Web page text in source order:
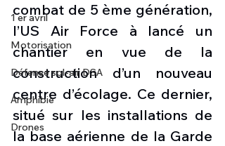
1 er avril
Motorisation
Défense sol-air DSA
Amphibie
Drones
combat de 5 ème génération,
l’US Air Force à lancé un
chantier en vue de la
construction d’un nouveau
centre d’écolage. Ce dernier,
situé sur les installations de
la base aérienne de la Garde